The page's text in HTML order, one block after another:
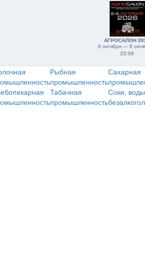
АГРОСАЛОН
6 октября — 9
23:59
Рыбная
промышленность
Сахарная
Табачная
промышленность
Соки,